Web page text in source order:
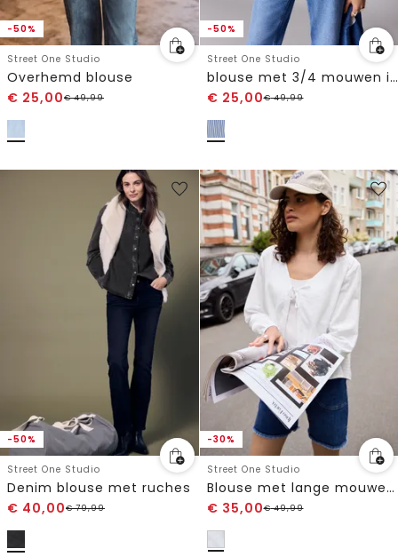
-50%
Street One Studio
Overhemd blouse
€ 25,00€49,99
-50%
Street One Studio
blouse met 3/4 mouwen in seersucker kwaliteit
€ 25,00€49,99
-50%
Street One Studio
Denim blouse met ruches
€ 40,00€79,99
-30%
Street One Studio
Blouse met lange mouwen, V-hals en strik
€ 35,00€49,99